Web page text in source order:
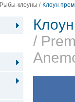
Рыбы-клоуны / Клоун
/